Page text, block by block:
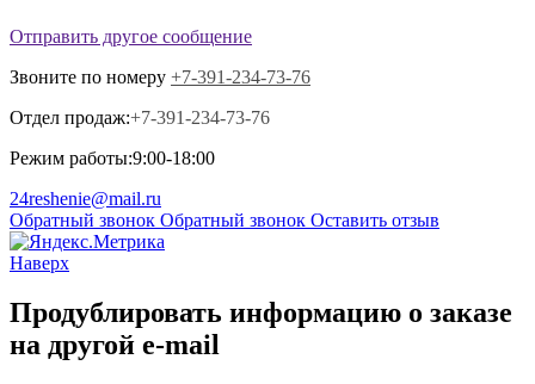
Отправить другое сообщение
Звоните по номеру +7-391-234-73-76
Отдел продаж:+7-391-234-73-76
Режим работы:9:00-18:00
24reshenie@mail.ru
Обратный звонок Обратный звонок Оставить отзыв
Наверх
Продублировать информацию о заказе
на другой e-mail